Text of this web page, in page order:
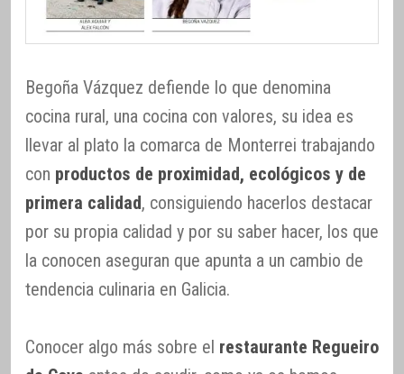
Begoña Vázquez defiende lo que denomina
cocina rural, una cocina con valores, su idea es
llevar al plato la comarca de Monterrei trabajando
con productos de proximidad, ecológicos y de
primera calidad, consiguiendo hacerlos destacar
por su propia calidad y por su saber hacer, los que
la conocen aseguran que apunta a un cambio de
tendencia culinaria en Galicia.
Conocer algo más sobre el restaurante Regueiro